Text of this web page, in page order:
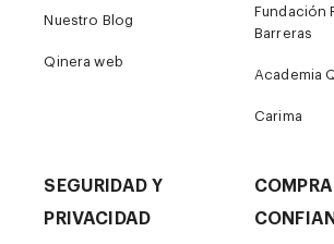
Nuestro Blog
Qinera web
Fundación
Barreras
Academia
Carima
SEGURIDAD Y
PRIVACIDAD